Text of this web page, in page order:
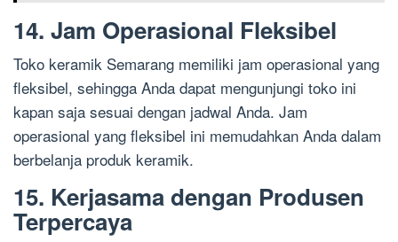
14. Jam Operasional Fleksibel
Toko keramik Semarang memiliki jam operasional yang
fleksibel, sehingga Anda dapat mengunjungi toko ini
kapan saja sesuai dengan jadwal Anda. Jam
operasional yang fleksibel ini memudahkan Anda dalam
berbelanja produk keramik.
15. Kerjasama dengan Produsen
Terpercaya